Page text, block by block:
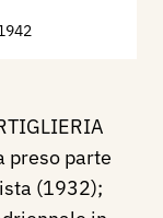
preso parte
(1932);